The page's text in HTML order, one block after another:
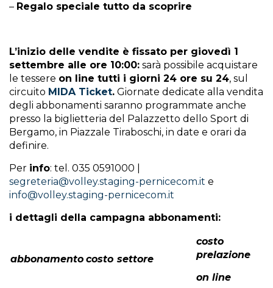
– Regalo speciale tutto da scoprire
L’inizio delle vendite è fissato per giovedì 1
settembre alle ore 10:00: sarà possibile acquistare
le tessere on line tutti i giorni 24 ore su 24, sul
circuito MIDA Ticket. Giornate dedicate alla vendita
degli abbonamenti saranno programmate anche
presso la biglietteria del Palazzetto dello Sport di
Bergamo, in Piazzale Tiraboschi, in date e orari da
definire.
Per info: tel. 035 0591000 |
segreteria@volley.staging-pernicecom.it e
info@volley.staging-pernicecom.it
i dettagli della campagna abbonamenti:
abbonamento costo settore
costo
prelazione
on line